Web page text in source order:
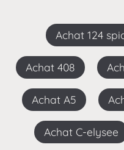
Achat 124
Achat 408
Achat A5
Achat C-elysee